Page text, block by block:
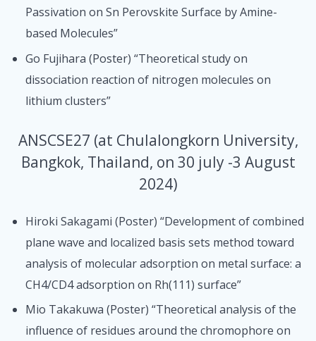
Passivation on Sn Perovskite Surface by Amine-
based Molecules”
Go Fujihara (Poster) “Theoretical study on
dissociation reaction of nitrogen molecules on
lithium clusters”
ANSCSE27 (at Chulalongkorn University,
Bangkok, Thailand, on 30 july -3 August
2024)
Hiroki Sakagami (Poster) “Development of combined
plane wave and localized basis sets method toward
analysis of molecular adsorption on metal surface: a
CH4/CD4 adsorption on Rh(111) surface”
Mio Takakuwa (Poster) “Theoretical analysis of the
influence of residues around the chromophore on